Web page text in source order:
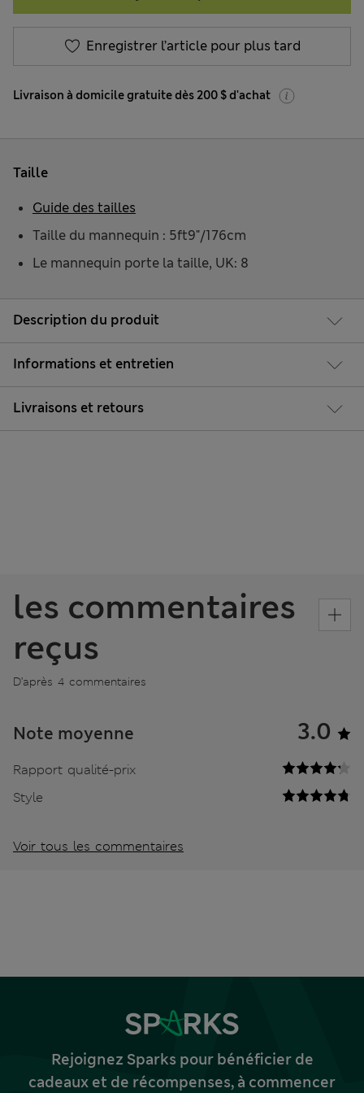
Enregistrer l’article pour plus tard
Livraison à domicile gratuite dès 200 $ d'achat
Description du produit
Informations et entretien
Livraisons et retours
Taille
Taille du mannequin : 5ft9"/176cm
Le mannequin porte la taille, UK: 8
Guide des tailles
les commentaires
reçus
D’après 4 commentaires
Note moyenne 3.0
Rapport qualité-prix
Style
Voir tous les commentaires
Rejoignez Sparks pour bénéficier de
cadeaux et de récompenses, à commencer